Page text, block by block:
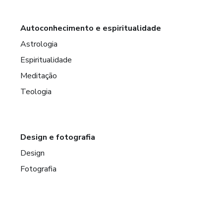
Autoconhecimento e espiritualidade
Astrologia
Espiritualidade
Meditação
Teologia
Design e fotografia
Design
Fotografia